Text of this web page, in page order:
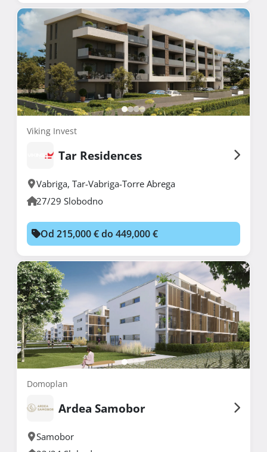
Viking Invest
Tar Residences
Vabriga, Tar-Vabriga-Torre Abrega
27/29 Slobodno
Od 215,000 € do 449,000 €
Domoplan
Ardea Samobor
Samobor